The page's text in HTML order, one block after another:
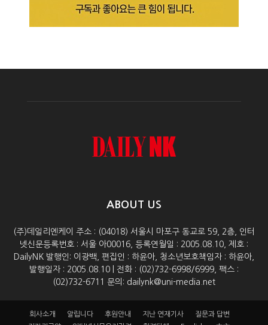
ABOUT US
(주)데일리엔케이 주소 : (04018) 서울시 마포구 동교로 59, 2층, 인터
넷신문등록번호 : 서울 아00016, 등록연월일 : 2005.08.10, 제호 :
DailyNK 발행인: 이광백, 편집인 : 하윤아, 청소년보호책임자 : 하윤아,
발행일자 : 2005.08.10 | 전화 : (02)732-6998/6999, 팩스 :
(02)732-6711 문의: dailynk@uni-media.net
회사소개 알립니다 후원안내 지난 연재기사
질문과 답변